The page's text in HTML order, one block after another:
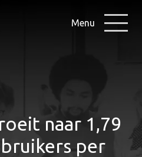
Menu
naar 1,79
per